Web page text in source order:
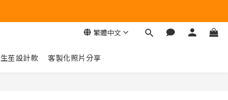
繁體中文
生苼設計款 客製化照片分享